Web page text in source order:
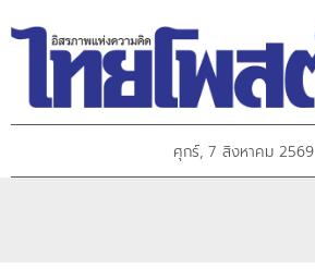
ศุกร์, 7 สิงหาคม 2569